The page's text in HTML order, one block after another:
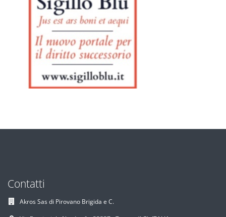
Contatti
Akros Sas di Pirovano Brigida e C.